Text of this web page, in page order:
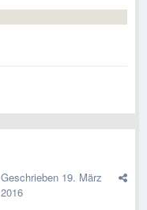
Geschrieben 19. März
2016